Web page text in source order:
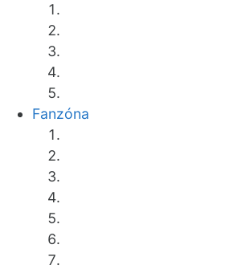
Fanzóna